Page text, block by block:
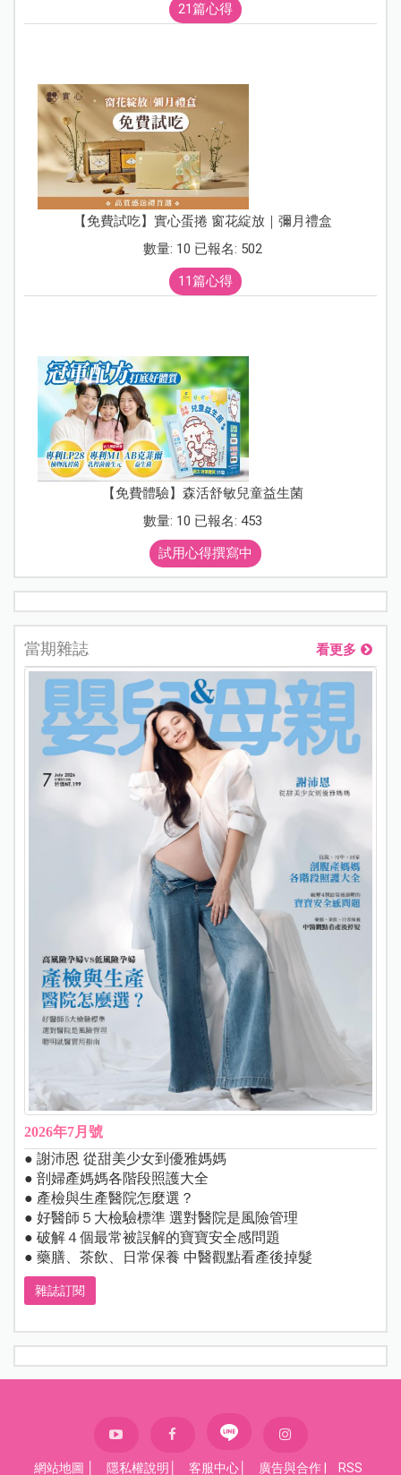
21篇心得
【免費試吃】實心蛋捲 窗花綻放｜彌月禮盒
數量: 10 已報名: 502
11篇心得
【免費體驗】森活舒敏兒童益生菌
數量: 10 已報名: 453
試用心得撰寫中
當期雜誌 看更多
2026年7月號
● 謝沛恩 從甜美少女到優雅媽媽
● 剖婦產媽媽各階段照護大全
● 產檢與生產醫院怎麼選？
● 好醫師５大檢驗標準 選對醫院是風險管理
● 破解４個最常被誤解的寶寶安全感問題
● 藥膳、茶飲、日常保養 中醫觀點看產後掉髮
雜誌訂閱
網站地圖 隱私權說明 客服中心 廣告與合作 RSS